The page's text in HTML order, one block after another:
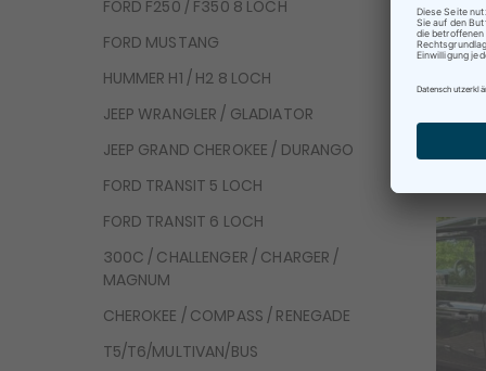
FORD F250 / F350 8 LOCH
FORD MUSTANG
HUMMER H1 / H2 8 LOCH
JEEP WRANGLER / GLADIATOR
JEEP GRAND CHEROKEE / DURANGO
FORD TRANSIT 5 LOCH
FORD TRANSIT 6 LOCH
300C / CHALLENGER / CHARGER /
MAGNUM
CHEROKEE / COMPASS / RENEGADE
T5/T6/MULTIVAN/BUS